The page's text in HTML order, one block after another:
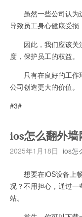
虽然一些公司认为
导致员工身心健康受损
因此，我们应该关
度，保护员工的权益。
只有在良好的工作
公司创造更大的价值。
#3#
ios怎么翻外墙
2025年1月18日 ios怎
想要在iOS设备上畅
况？不用担心，通过
站。